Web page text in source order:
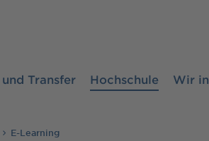
Transfer Hochschule Wir
E-Learning